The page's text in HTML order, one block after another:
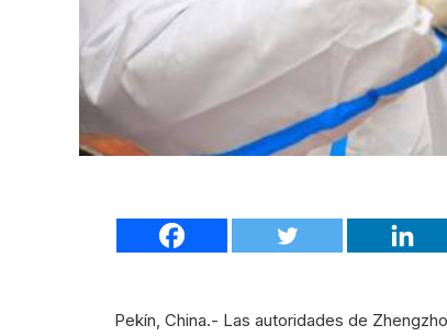
Pekín, China.- Las autoridades de